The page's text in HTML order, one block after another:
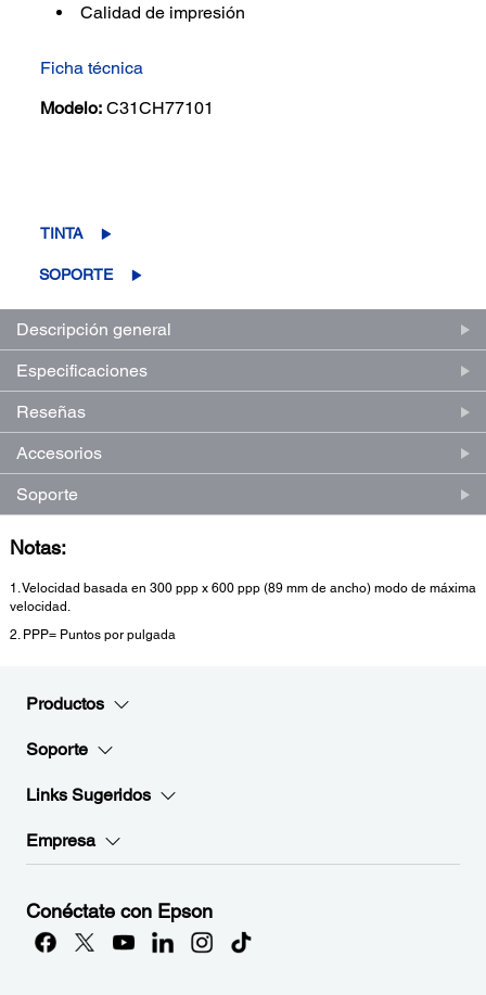
Calidad de impresión
Ficha técnica
Modelo: C31CH77101
TINTA
SOPORTE
Descripción general
Especificaciones
Reseñas
Accesorios
Soporte
Notas:
1. Velocidad basada en 300 ppp x 600 ppp (89 mm de ancho) modo de máxima
velocidad.
2. PPP= Puntos por pulgada
Productos
Soporte
Links Sugeridos
Empresa
Conéctate con Epson